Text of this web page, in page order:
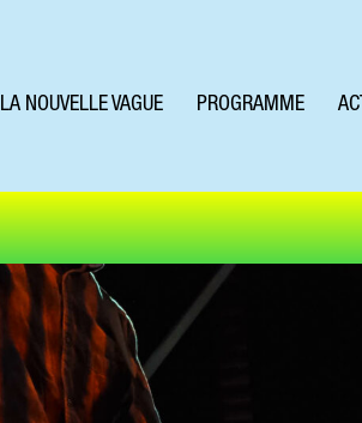
LA NOUVELLE VAGUE PROGRAMME